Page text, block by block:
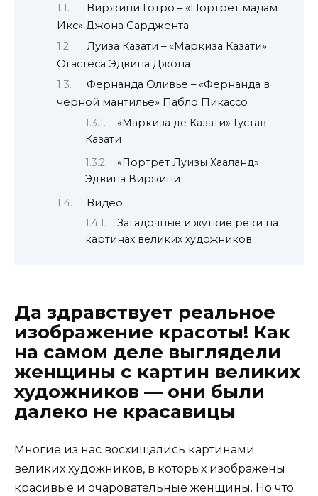
Виржини Готро – «Портрет мадам
Икс» Джона Сарджента
Луиза Казати – «Маркиза Казати»
Огастеса Эдвина Джона
Фернанда Оливье – «Фернанда в
черной мантилье» Пабло Пикассо
«Маркиза де Казати» Густав
Казати
«Портрет Луизы Хааланд»
Эдвина Виржини
Видео:
Загадочные и жуткие реки на
картинах великих художников
Да здравствует реальное
изображение красоты! Как
на самом деле выглядели
женщины с картин великих
художников — они были
далеко не красавицы
Многие из нас восхищались картинами
великих художников, в которых изображены
красивые и очаровательные женщины. Но что